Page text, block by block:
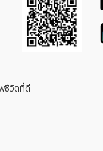
ชีวิตที่ดี